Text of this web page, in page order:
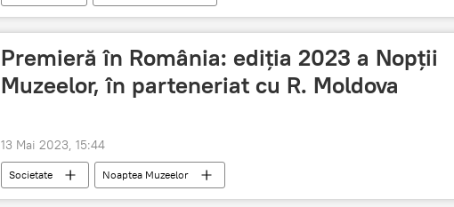
Premieră în România: ediția 2023 a Nopții
Muzeelor, în parteneriat cu R. Moldova
13 Mai 2023, 15:44
Societate Noaptea Muzeelor